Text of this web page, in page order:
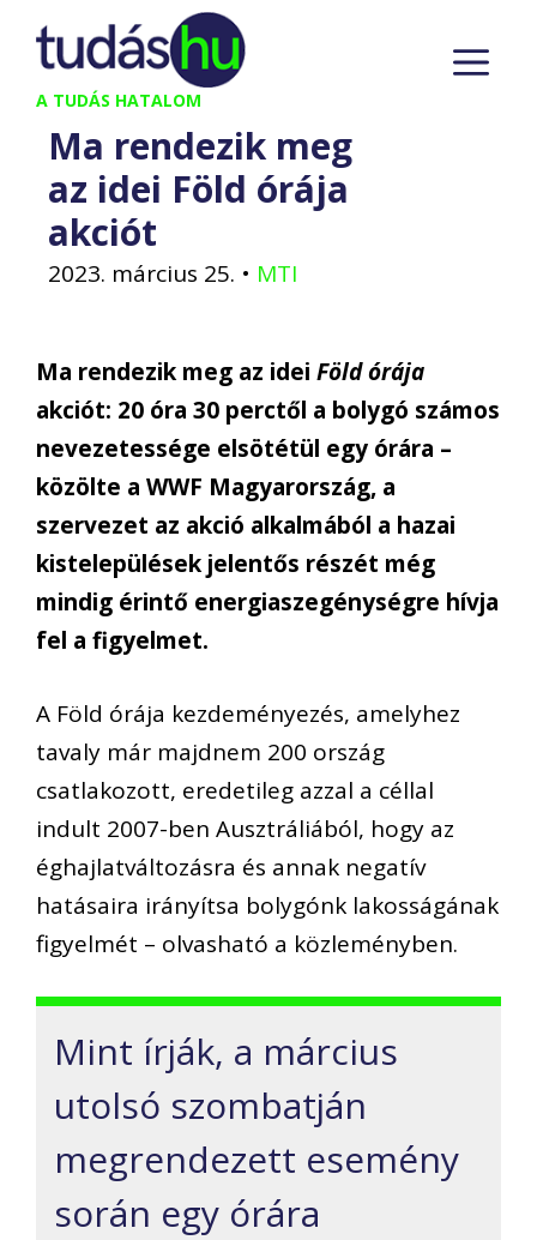
Kilépés
tartalomba
A TUDÁS HATALOM
Ma rendezik meg
az idei Föld órája
akciót
2023. március 25. • MTI
Ma rendezik meg az idei Föld órája
akciót: 20 óra 30 perctől a bolygó számos
nevezetessége elsötétül egy órára –
közölte a WWF Magyarország, a
szervezet az akció alkalmából a hazai
kistelepülések jelentős részét még
mindig érintő energiaszegénységre hívja
fel a figyelmet.
A Föld órája kezdeményezés, amelyhez
tavaly már majdnem 200 ország
csatlakozott, eredetileg azzal a céllal
indult 2007-ben Ausztráliából, hogy az
éghajlatváltozásra és annak negatív
hatásaira irányítsa bolygónk lakosságának
figyelmét – olvasható a közleményben.
Mint írják, a március
utolsó szombatján
megrendezett esemény
során egy órára